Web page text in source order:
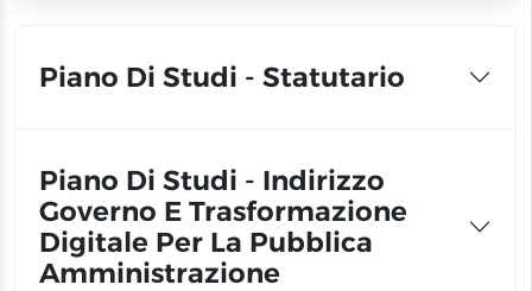
Piano Di Studi - Statutario
Piano Di Studi - Indirizzo
Governo E Trasformazione
Digitale Per La Pubblica
Amministrazione